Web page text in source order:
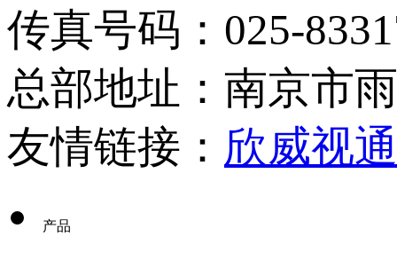
传真号码：025-
总部地址：南京市
友情链接： 欣威视通
产品